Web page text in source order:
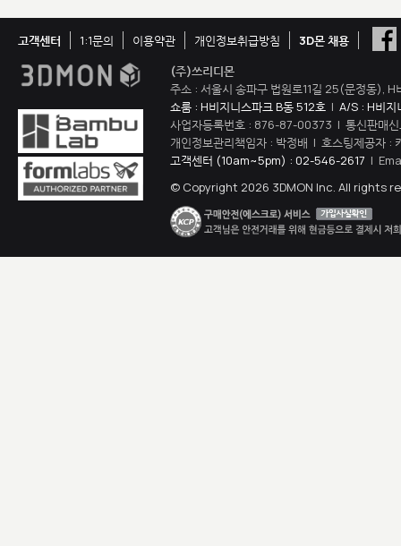
고객센터 1:1문의 이용약관 개인정보취급방침
3D몬 채용
(주)쓰리디몬
주소 : 서울시 송파구 법원로11길 25(문정동),
쇼룸 : H비지니스파크 B동 512호 | A/S : H비지
사업자등록번호 : 876-87-00373 | 통신판매
개인정보관리책임자 : 박정배 | 호스팅제공자 :
고객센터 (10am~5pm) : 02-546-2617 |
© Copyright 2026 3DMON Inc. All rights